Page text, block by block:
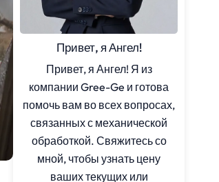
Привет, я Ангел!
Привет, я Ангел! Я из
компании Gree-Ge и готова
помочь вам во всех вопросах,
связанных с механической
обработкой. Свяжитесь со
мной, чтобы узнать цену
ваших текущих или